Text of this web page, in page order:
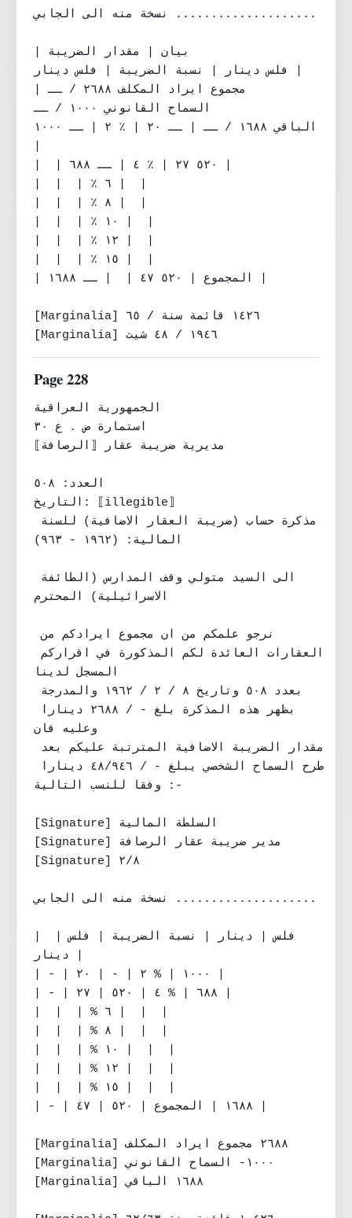
نسخة منه الى الجابي ....................
فلس دينار | نسبة الضريبة | فلس دينار |
| مجموع ايراد المكلف ٢٦٨٨ / ــ
السماح القانوني ١٠٠٠ / ــ
الباقي ١٦٨٨ / ــ | ــ ٢٠ | ٪ ٢ | ــ ١٠٠٠
|  |  | ٪ ٦ |  |
|  |  | ٪ ٨ |  |
|  |  | ٪ ١٠ |  |
|  |  | ٪ ١٢ |  |
|  |  | ٪ ١٥ |  |
[Marginalia] ١٤٢٦ قائمة سنة / ٦٥
[Marginalia] ١٩٤٦ / ٤٨ شيت
Page 228
الجمهورية العراقية
استمارة ض . ع ٣٠
مديرية ضريبة عقار ⟦الرصافة⟧
العدد: ٥٠٨
التاريخ: ⟦illegible⟧
المالية: (١٩٦٢ - ٩٦٣)
الاسرائيلية) المحترم
نرجو علمكم من ان مجموع ايرادكم من
العقارات العائدة لكم المذكورة في اقراركم
المسجل لدينا
وعليه فان
وفقا للنسب التالية :-
[Signature] السلطة المالية
[Signature] مدير ضريبة عقار الرصافة
[Signature] ٢/٨
نسخة منه الى الجابي ....................
دينار |
| - | ١٠٠٠ | % ٢ | - | ٢٠ |
| - | ٦٨٨ | % ٤ | ٥٢٠ | ٢٧ |
|  |  | % ٦ |  |  |
|  |  | % ٨ |  |  |
|  |  | % ١٠ |  |  |
|  |  | % ١٢ |  |  |
|  |  | % ١٥ |  |  |
| - | ١٦٨٨ | المجموع | ٥٢٠ | ٤٧ |
[Marginalia] ٢٦٨٨ مجموع ايراد المكلف
[Marginalia] ١٠٠٠- السماح القانوني
[Marginalia] ١٦٨٨ الباقي